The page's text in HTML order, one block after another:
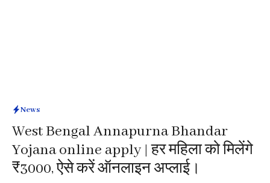
News
West Bengal Annapurna Bhandar
Yojana online apply | हर महिला को मिलेंगे
₹3000, ऐसे करें ऑनलाइन अप्लाई।